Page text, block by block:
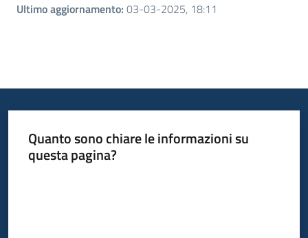
Ultimo aggiornamento: 03-03-2025, 18:11
Quanto sono chiare le informazioni su
questa pagina?